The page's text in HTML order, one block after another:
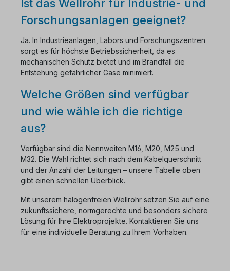
Ist das Wellrohr für Industrie- und
Forschungsanlagen geeignet?
Ja. In Industrieanlagen, Labors und Forschungszentren
sorgt es für höchste Betriebssicherheit, da es
mechanischen Schutz bietet und im Brandfall die
Entstehung gefährlicher Gase minimiert.
Welche Größen sind verfügbar
und wie wähle ich die richtige
aus?
Verfügbar sind die Nennweiten M16, M20, M25 und
M32. Die Wahl richtet sich nach dem Kabelquerschnitt
und der Anzahl der Leitungen – unsere Tabelle oben
gibt einen schnellen Überblick.
Mit unserem halogenfreien Wellrohr setzen Sie auf eine
zukunftssichere, normgerechte und besonders sichere
Lösung für Ihre Elektroprojekte. Kontaktieren Sie uns
für eine individuelle Beratung zu Ihrem Vorhaben.